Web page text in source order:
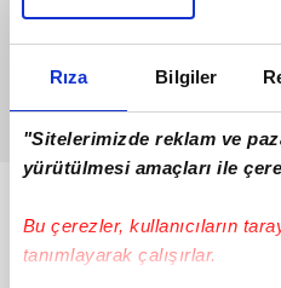
Rıza Bilgiler
"Sitelerimizde reklam ve
yürütülmesi amaçları ile
Bu çerezler, kullanıcıların
tanımlayarak çalışırlar.
Bunlar da Var